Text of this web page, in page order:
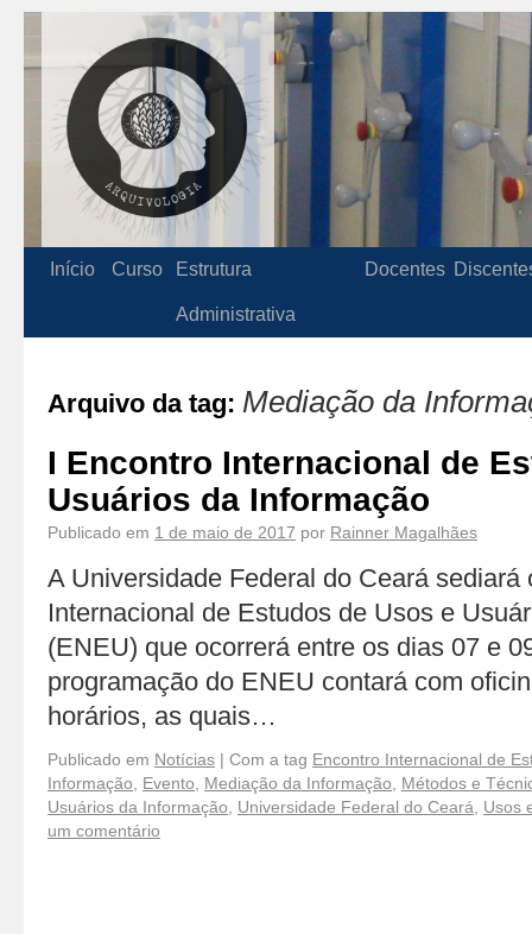
Início Curso Estrutura
Administrativa
Docentes
Arquivo da tag: Mediação da
I Encontro Internacional de
Usuários da Informação
Publicado em 1 de maio de 2017 por Rainner Magalhães
A Universidade Federal do Ceará sediará
Internacional de Estudos de Usos e
(ENEU) que ocorrerá entre os dias 07 e
programação do ENEU contará com
horários, as quais…
Publicado em Notícias | Com a tag Encontro Internacional de
Informação
Evento Mediação da Informação
Métodos e
Usuários da Informação
Universidade Federal do Ceará
Usos
um comentário